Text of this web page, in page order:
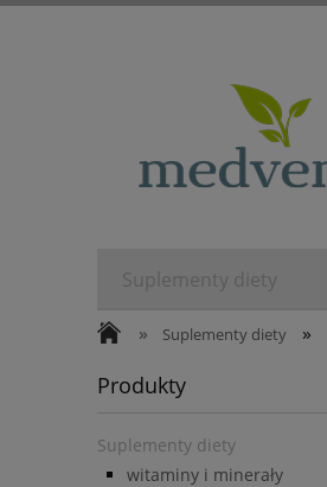
Suplementy diety
» Suplementy diety »
Produkty
Suplementy diety
witaminy i minerały